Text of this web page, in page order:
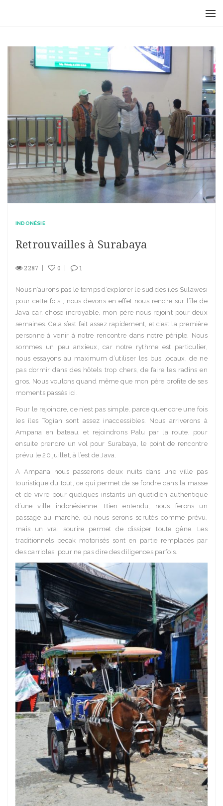
INDONÉSIE
Retrouvailles à Surabaya
2287 0 1
Nous n’aurons pas le temps d’explorer le sud des îles Sulawesi
pour cette fois ; nous devons en effet nous rendre sur l’île de
Java car, chose incroyable, mon père nous rejoint pour deux
semaines. Cela s’est fait assez rapidement, et c’est la première
personne à venir à notre rencontre dans notre périple. Nous
sommes un peu anxieux, car notre rythme est particulier,
nous essayons au maximum d’utiliser les bus locaux, de ne
pas dormir dans des hôtels trop chers, de faire les radins en
gros. Nous voulons quand même que mon père profite de ses
moments passés ici.
Pour le rejoindre, ce n’est pas simple, parce qu’encore une fois
les îles Togian sont assez inaccessibles. Nous arriverons à
Ampana en bateau, et rejoindrons Palu par la route, pour
ensuite prendre un vol pour Surabaya, le point de rencontre
prévu le 20 juillet, à l’est de Java.
A Ampana nous passerons deux nuits dans une ville pas
touristique du tout, ce qui permet de se fondre dans la masse
et de vivre pour quelques instants un quotidien authentique
d’une ville indonésienne. Bien entendu, nous ferons un
passage au marché, où nous serons scrutés comme prévu,
mais un vrai sourire permet de dissiper toute gêne. Les
traditionnels becak motorisés sont en partie remplacés par
des carrioles, pour ne pas dire des diligences parfois.